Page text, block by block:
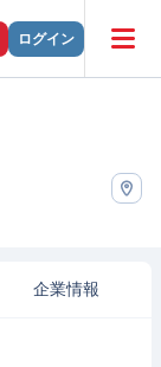
ログイン
企業情報